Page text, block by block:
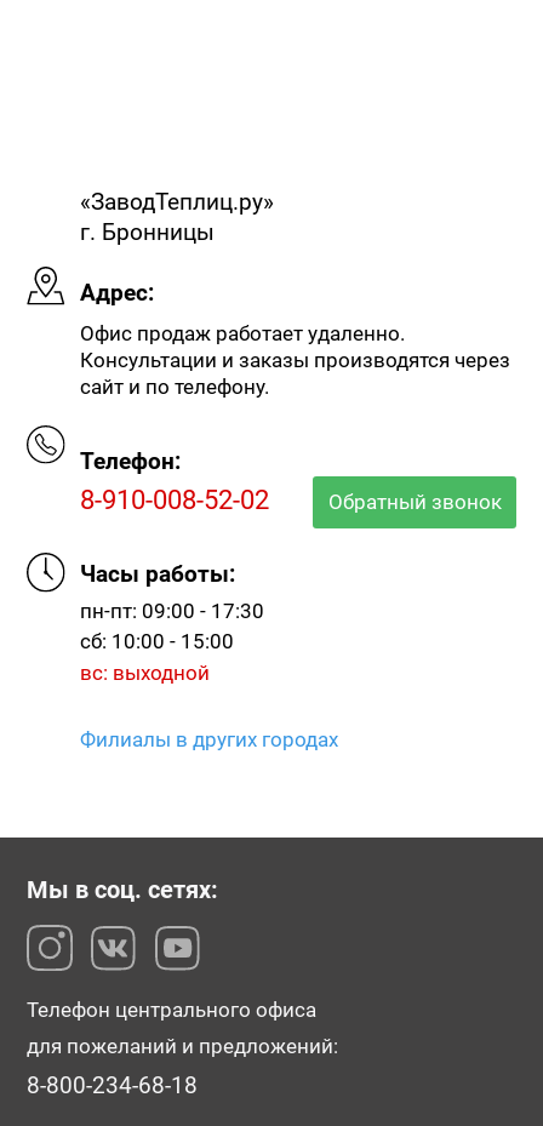
«ЗаводТеплиц.ру»
г. Бронницы
Адрес:
Офис продаж работает удаленно.
Консультации и заказы производятся через
сайт и по телефону.
Телефон:
8-910-008-52-02 Обратный звонок
Часы работы:
пн-пт: 09:00 - 17:30
сб: 10:00 - 15:00
вс: выходной
Филиалы в других городах
Мы в соц. сетях:
Телефон центрального офиса
для пожеланий и предложений:
8-800-234-68-18